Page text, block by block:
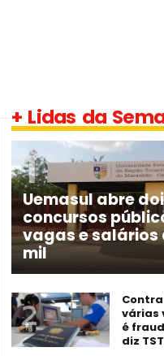
+ Lidas da
Uemasul abre
concursos
vagas e salários
mil
várias
é
diz TST